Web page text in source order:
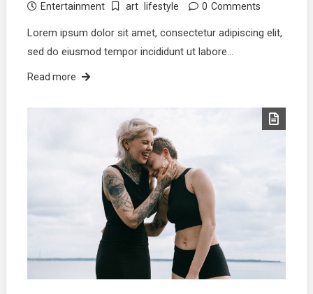
Entertainment
art lifestyle 0 Comments
Lorem ipsum dolor sit amet, consectetur adipiscing elit,
sed do eiusmod tempor incididunt ut labore…
Read more